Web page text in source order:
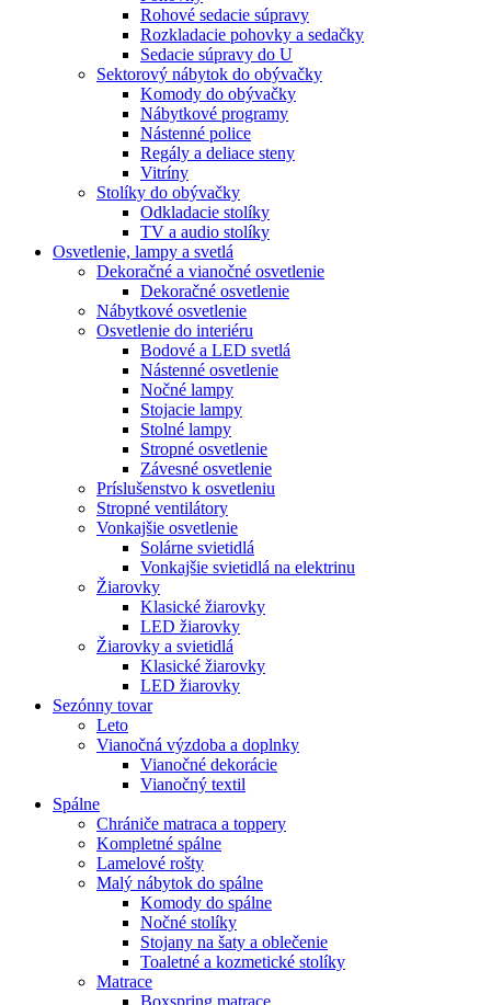
Rohové sedacie súpravy
Rozkladacie pohovky a sedačky
Sedacie súpravy do U
Sektorový nábytok do obývačky
Komody do obývačky
Nábytkové programy
Nástenné police
Regály a deliace steny
Vitríny
Stolíky do obývačky
Odkladacie stolíky
TV a audio stolíky
Osvetlenie, lampy a svetlá
Dekoračné a vianočné osvetlenie
Dekoračné osvetlenie
Nábytkové osvetlenie
Osvetlenie do interiéru
Bodové a LED svetlá
Nástenné osvetlenie
Nočné lampy
Stojacie lampy
Stolné lampy
Stropné osvetlenie
Závesné osvetlenie
Príslušenstvo k osvetleniu
Stropné ventilátory
Vonkajšie osvetlenie
Solárne svietidlá
Vonkajšie svietidlá na elektrinu
Žiarovky
Klasické žiarovky
LED žiarovky
Žiarovky a svietidlá
Klasické žiarovky
LED žiarovky
Sezónny tovar
Leto
Vianočná výzdoba a doplnky
Vianočné dekorácie
Vianočný textil
Spálne
Chrániče matraca a toppery
Kompletné spálne
Lamelové rošty
Malý nábytok do spálne
Komody do spálne
Nočné stolíky
Stojany na šaty a oblečenie
Toaletné a kozmetické stolíky
Matrace
Boxspring matrace